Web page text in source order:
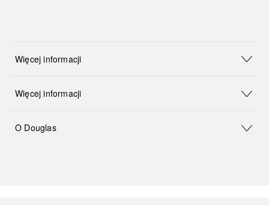
Więcej informacji
Więcej informacji
O Douglas